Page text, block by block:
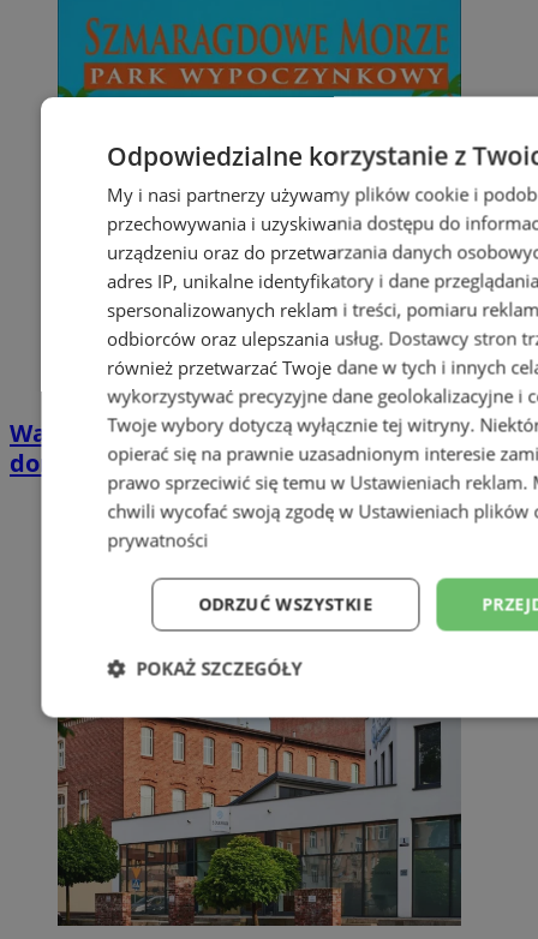
Wakacyjny wypoczynek nad Bałtykiem w
domkach Szmaragdowe Morze
Odpowiedzialne korzystanie z
My i nasi partnerzy używamy plików cookie i
przechowywania i uzyskiwania dostępu do
urządzeniu oraz do przetwarzania danych
adres IP, unikalne identyfikatory i dane
spersonalizowanych reklam i treści, pomiaru
odbiorców oraz ulepszania usług. Dostawcy stron
również przetwarzać Twoje dane w tych i innych
wykorzystywać precyzyjne dane geolokalizacyjne i
Twoje wybory dotyczą wyłącznie tej witryny.
opierać się na prawnie uzasadnionym interesie
prawo sprzeciwić się temu w Ustawieniach reklam.
chwili wycofać swoją zgodę w Ustawieniach plików
prywatności
ODRZUĆ WSZYSTKIE
POKAŻ SZCZEGÓŁY
Niezbędne Wydajność
Niesklasyfikowane